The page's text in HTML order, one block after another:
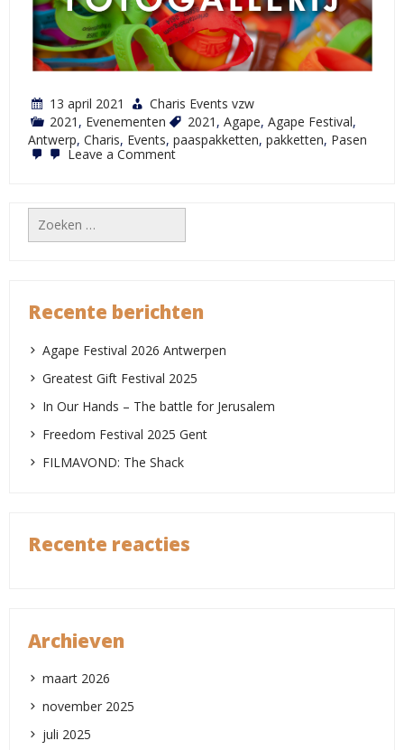
13 april 2021
Charis Events vzw
2021 , Evenementen 2021 , Agape, Agape Festival,
Antwerp, Charis, Events, paaspakketten, pakketten, Pasen
Leave a Commenton
2021
Zoeken
naar:
Recente berichten
Agape Festival 2026 Antwerpen
Greatest Gift Festival 2025
In Our Hands – The battle for Jerusalem
Freedom Festival 2025 Gent
FILMAVOND: The Shack
Recente reacties
Archieven
maart 2026
november 2025
juli 2025